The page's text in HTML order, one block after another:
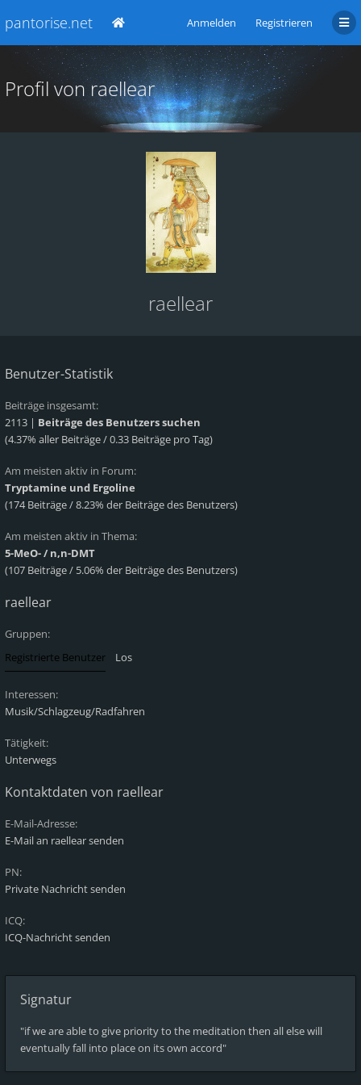
pantorise.net Anmelden Registrieren
Profil von raellear
raellear
Benutzer-Statistik
Beiträge insgesamt:
2113 | Beiträge des Benutzers suchen
(4.37% aller Beiträge / 0.33 Beiträge pro Tag)
Am meisten aktiv in Forum:
Tryptamine und Ergoline
(174 Beiträge / 8.23% der Beiträge des Benutzers)
Am meisten aktiv in Thema:
5-MeO- / n,n-DMT
(107 Beiträge / 5.06% der Beiträge des Benutzers)
raellear
Gruppen:
Interessen:
Musik/Schlagzeug/Radfahren
Tätigkeit:
Unterwegs
Kontaktdaten von raellear
E-Mail-Adresse:
E-Mail an raellear senden
PN:
Private Nachricht senden
ICQ:
ICQ-Nachricht senden
Signatur
"if we are able to give priority to the meditation then all else will
eventually fall into place on its own accord"